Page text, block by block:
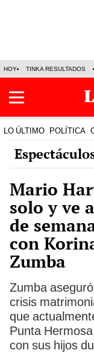
HOY TINKA RESULTADOS
LO ÚLTIMO POLÍTICA
Mario
solo y ve
de
con
Zumba
Zumba
crisis
que
Punta
con sus hijos